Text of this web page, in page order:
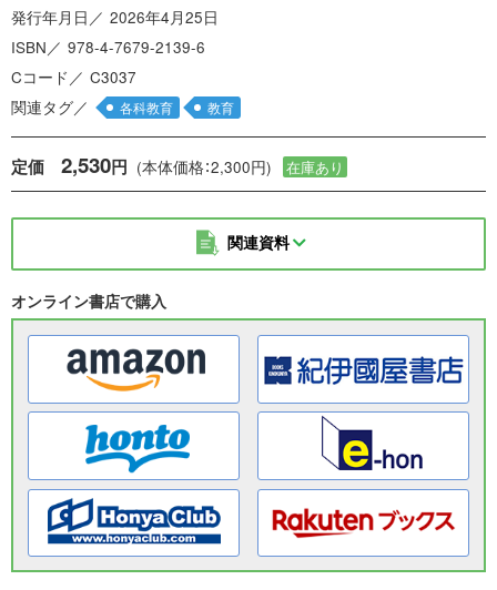
発行年月日
2026年4月25日
ISBN
978-4-7679-2139-6
Cコード
C3037
関連タグ
各科教育 教育
定価 2,530円 (本体価格：2,300円) 在庫あり
関連資料
オンライン書店で購入